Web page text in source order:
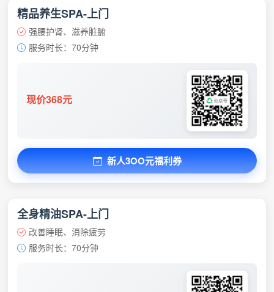
精品养生SPA-上门
强腰护肾、滋养脏腑
服务时长：70分钟
现价368元
新人3OO元福利券
全身精油SPA-上门
改善睡眠、消除疲劳
服务时长：70分钟